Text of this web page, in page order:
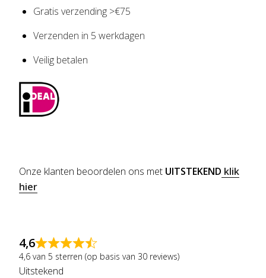
Gratis verzending >€75
Verzenden in 5 werkdagen
Veilig betalen
Onze klanten beoordelen ons met UITSTEKEND klik
hier
4,6
4,6 van 5 sterren (op basis van 30 reviews)
Uitstekend